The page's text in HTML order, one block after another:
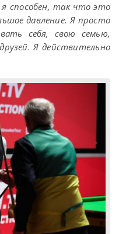
способен, так что это
давление. Я просто
себя, свою семью,
Я действительно